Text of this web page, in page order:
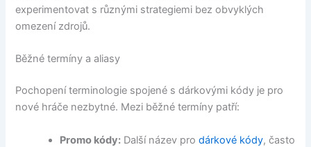
experimentovat s různými strategiemi bez obvyklých
omezení zdrojů.
Běžné termíny a aliasy
Pochopení terminologie spojené s dárkovými kódy je pro
nové hráče nezbytné. Mezi běžné termíny patří:
Promo kódy: Další název prodárkové kódy, často